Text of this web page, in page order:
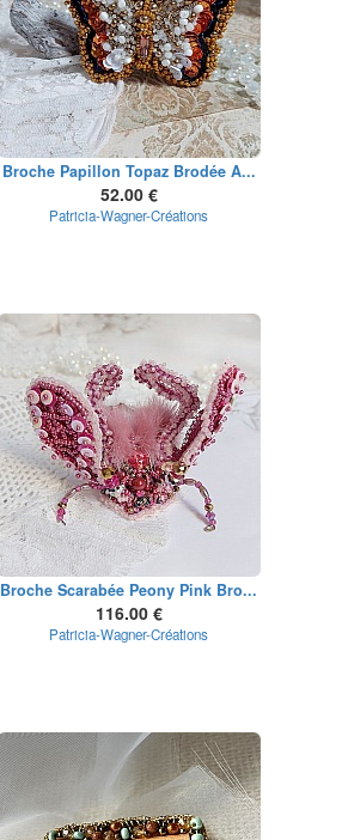
Broche Papillon Topaz Brodée A...
52.00 €
Patricia-Wagner-Créations
Broche Scarabée Peony Pink Bro...
116.00 €
Patricia-Wagner-Créations